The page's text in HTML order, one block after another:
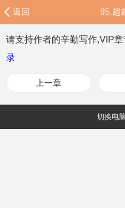
返回 95.超
请支持作者的辛勤写作,VIP
录
上一章
切换电